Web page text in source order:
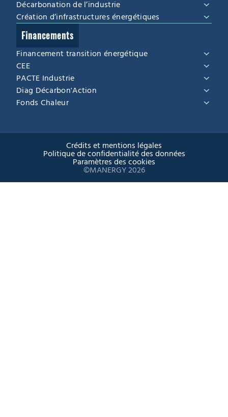
Décarbonation de l’industrie
Création d‘infrastructures énergétiques
Financements
Financement transition énergétique
CEE
PACTE Industrie
Diag Décarbon'Action
Fonds Chaleur
Crédits et mentions légales
Politique de confidentialité des données
Paramètres des cookies
©MANERGY 2026